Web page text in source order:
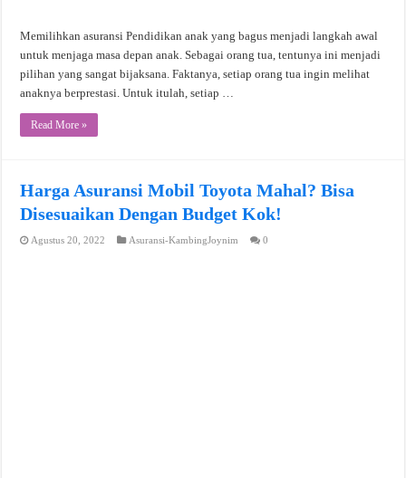
Memilihkan asuransi Pendidikan anak yang bagus menjadi langkah awal
untuk menjaga masa depan anak. Sebagai orang tua, tentunya ini menjadi
pilihan yang sangat bijaksana. Faktanya, setiap orang tua ingin melihat
anaknya berprestasi. Untuk itulah, setiap …
Read More »
Harga Asuransi Mobil Toyota Mahal? Bisa
Disesuaikan Dengan Budget Kok!
Agustus 20, 2022 Asuransi-KambingJoynim 0